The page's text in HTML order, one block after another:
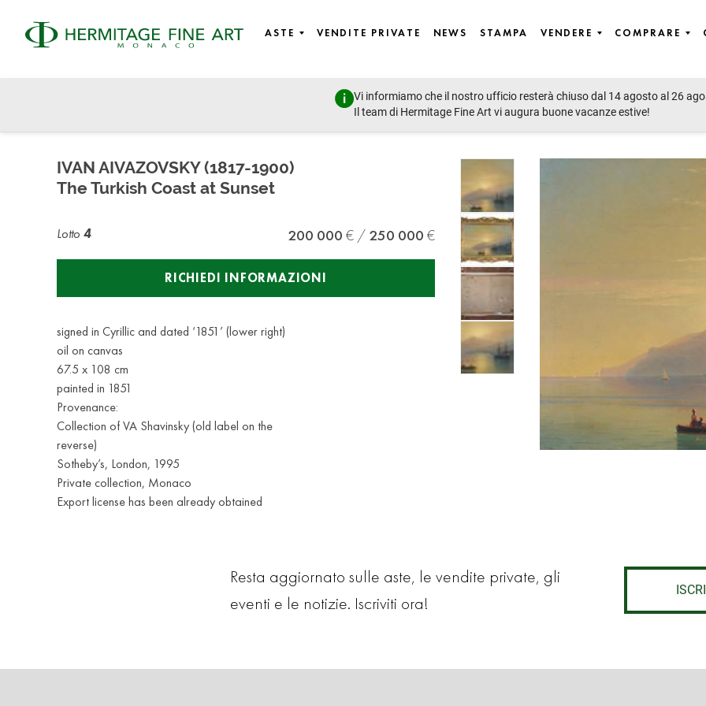
ASTE VENDITE PRIVATE NEWS STAMPA VENDERE COMPRARE
Vi informiamo che il nostro ufficio resterà chiuso dal 14 agosto al 26
Il team di Hermitage Fine Art vi augura buone vacanze estive!
IVAN AIVAZOVSKY (1817-1900)
The Turkish Coast at Sunset
Lotto 4 200 000 250 000
RICHIEDI INFORMAZIONI
signed in Cyrillic and dated ‘1851’ (lower right)
oil on canvas
67.5 x 108 cm
painted in 1851
Provenance:
Collection of VA Shavinsky (old label on the
reverse)
Sotheby’s, London, 1995
Private collection, Monaco
Export license has been already obtained
Resta aggiornato sulle aste, le vendite private, gli
eventi e le notizie. Iscriviti ora!